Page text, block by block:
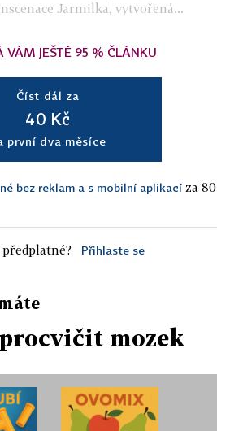
Jarmilka, vytvořená...
VÁM JEŠTĚ 95 % ČLÁNKU
Číst dál za
40 Kč
první dva měsíce
bez reklam a s mobilní aplikací za 80
Přihlaste se
mozek